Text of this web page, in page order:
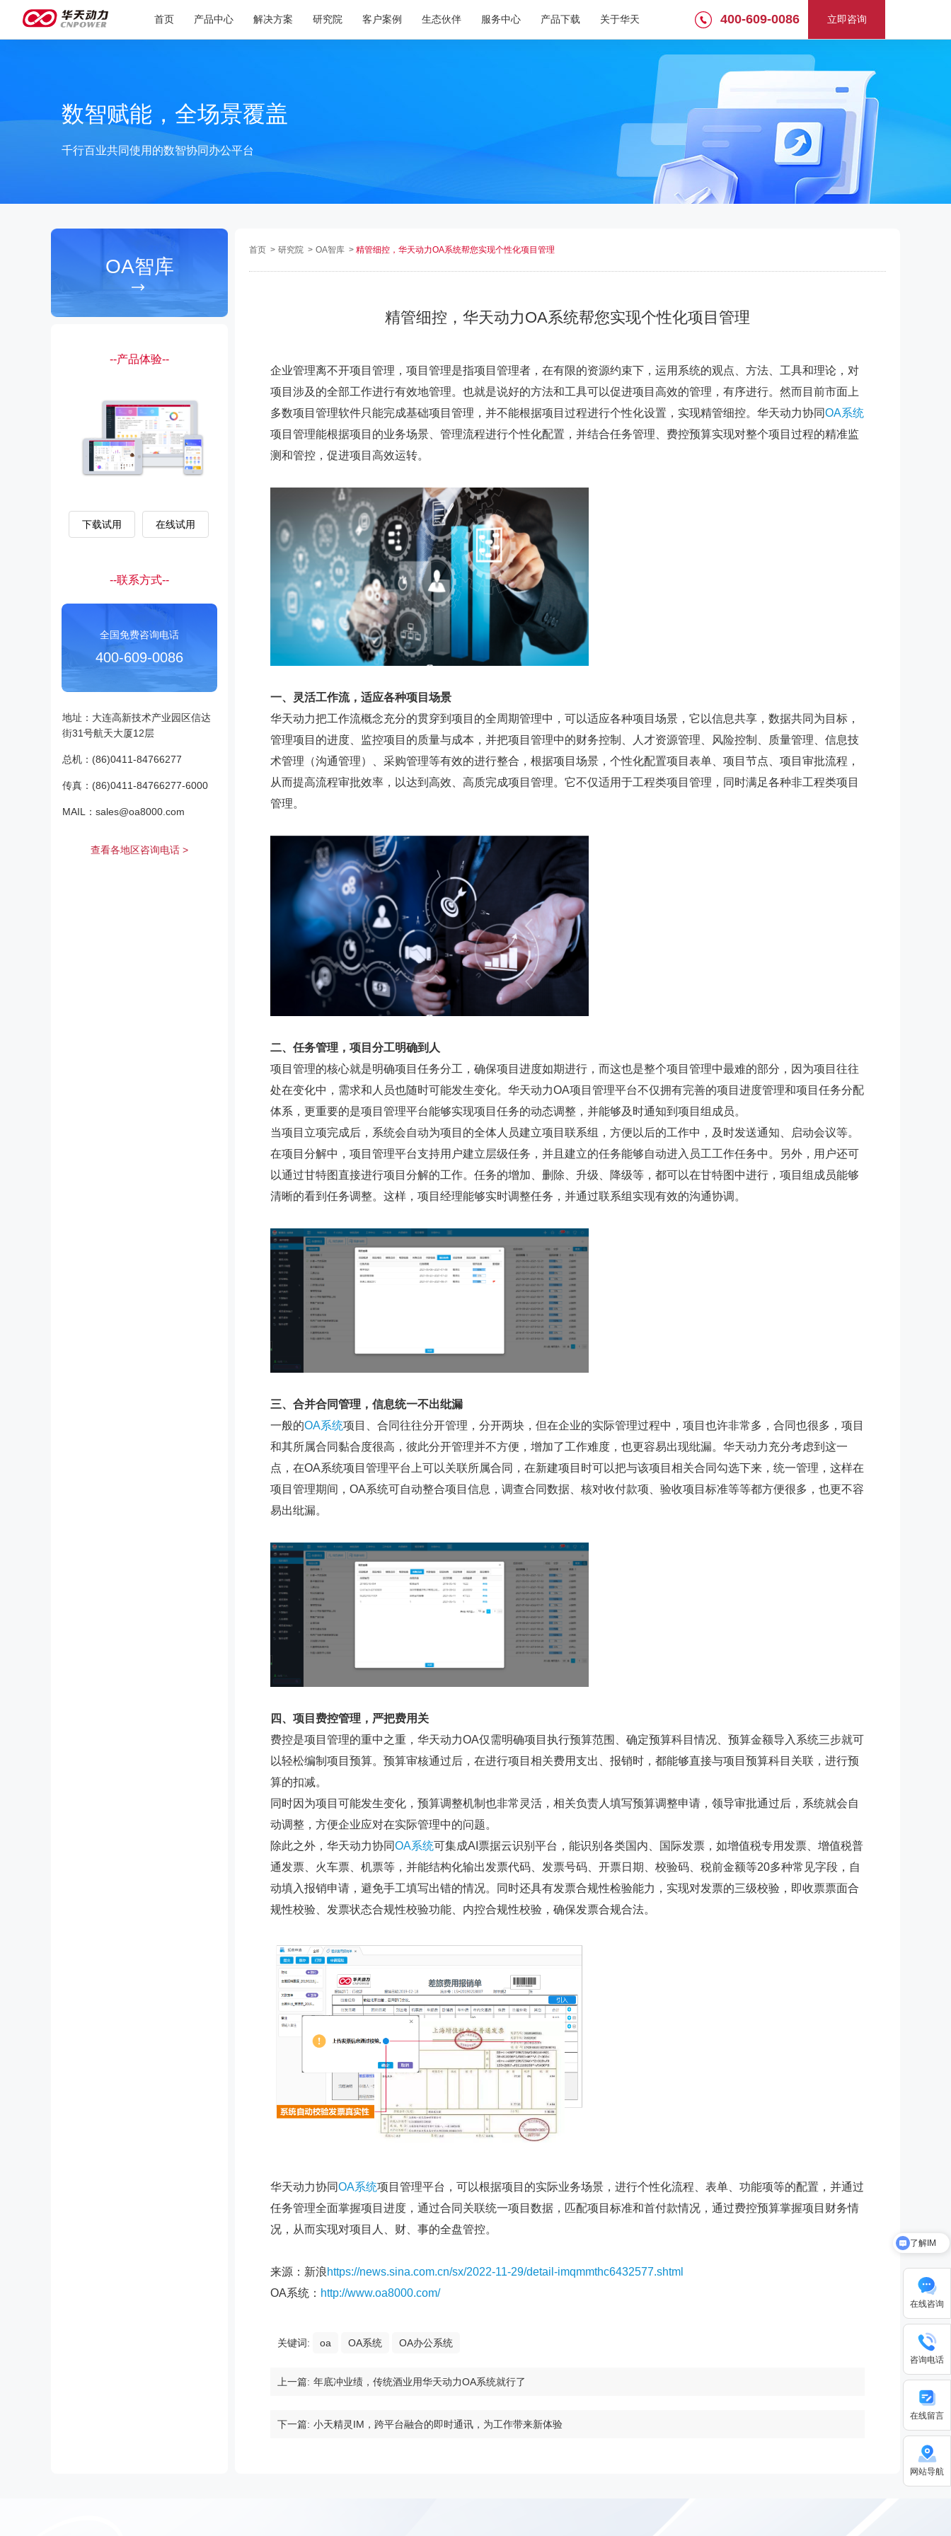
首页 产品中心 解决方案 研究院 客户案例 生态伙伴 服务中心 产品下载 关于华天 400-609-0086 立即咨询
数智赋能，全场景覆盖
千行百业共同使用的数智协同办公平台
OA智库
--产品体验--
下载试用 在线试用
--联系方式--
全国免费咨询电话
400-609-0086
地址：大连高新技术产业园区信达
街31号航天大厦12层
总机：(86)0411-84766277
传真：(86)0411-84766277-6000
MAIL：sales@oa8000.com
查看各地区咨询电话 >
首页 > 研究院 > OA智库 > 精管细控，华天动力OA系统帮您实现个性化项目管理
精管细控，华天动力OA系统帮您实现个性化项目管理
企业管理离不开项目管理，项目管理是指项目管理者，在有限的资源约束下，运用系统的观点、方法、工具和理论，对
项目涉及的全部工作进行有效地管理。也就是说好的方法和工具可以促进项目高效的管理，有序进行。然而目前市面上
多数项目管理软件只能完成基础项目管理，并不能根据项目过程进行个性化设置，实现精管细控。华天动力协同OA系统
项目管理能根据项目的业务场景、管理流程进行个性化配置，并结合任务管理、费控预算实现对整个项目过程的精准监
测和管控，促进项目高效运转。
一、灵活工作流，适应各种项目场景
华天动力把工作流概念充分的贯穿到项目的全周期管理中，可以适应各种项目场景，它以信息共享，数据共同为目标，
管理项目的进度、监控项目的质量与成本，并把项目管理中的财务控制、人才资源管理、风险控制、质量管理、信息技
术管理（沟通管理）、采购管理等有效的进行整合，根据项目场景，个性化配置项目表单、项目节点、项目审批流程，
从而提高流程审批效率，以达到高效、高质完成项目管理。它不仅适用于工程类项目管理，同时满足各种非工程类项目
管理。
二、任务管理，项目分工明确到人
项目管理的核心就是明确项目任务分工，确保项目进度如期进行，而这也是整个项目管理中最难的部分，因为项目往往
处在变化中，需求和人员也随时可能发生变化。华天动力OA项目管理平台不仅拥有完善的项目进度管理和项目任务分配
体系，更重要的是项目管理平台能够实现项目任务的动态调整，并能够及时通知到项目组成员。
当项目立项完成后，系统会自动为项目的全体人员建立项目联系组，方便以后的工作中，及时发送通知、启动会议等。
在项目分解中，项目管理平台支持用户建立层级任务，并且建立的任务能够自动进入员工工作任务中。另外，用户还可
以通过甘特图直接进行项目分解的工作。任务的增加、删除、升级、降级等，都可以在甘特图中进行，项目组成员能够
清晰的看到任务调整。这样，项目经理能够实时调整任务，并通过联系组实现有效的沟通协调。
三、合并合同管理，信息统一不出纰漏
一般的OA系统项目、合同往往分开管理，分开两块，但在企业的实际管理过程中，项目也许非常多，合同也很多，项目
和其所属合同黏合度很高，彼此分开管理并不方便，增加了工作难度，也更容易出现纰漏。华天动力充分考虑到这一
点，在OA系统项目管理平台上可以关联所属合同，在新建项目时可以把与该项目相关合同勾选下来，统一管理，这样在
项目管理期间，OA系统可自动整合项目信息，调查合同数据、核对收付款项、验收项目标准等等都方便很多，也更不容
易出纰漏。
四、项目费控管理，严把费用关
费控是项目管理的重中之重，华天动力OA仅需明确项目执行预算范围、确定预算科目情况、预算金额导入系统三步就可
以轻松编制项目预算。预算审核通过后，在进行项目相关费用支出、报销时，都能够直接与项目预算科目关联，进行预
算的扣减。
同时因为项目可能发生变化，预算调整机制也非常灵活，相关负责人填写预算调整申请，领导审批通过后，系统就会自
动调整，方便企业应对在实际管理中的问题。
除此之外，华天动力协同OA系统可集成AI票据云识别平台，能识别各类国内、国际发票，如增值税专用发票、增值税普
通发票、火车票、机票等，并能结构化输出发票代码、发票号码、开票日期、校验码、税前金额等20多种常见字段，自
动填入报销申请，避免手工填写出错的情况。同时还具有发票合规性检验能力，实现对发票的三级校验，即收票票面合
规性校验、发票状态合规性校验功能、内控合规性校验，确保发票合规合法。
华天动力协同OA系统项目管理平台，可以根据项目的实际业务场景，进行个性化流程、表单、功能项等的配置，并通过
任务管理全面掌握项目进度，通过合同关联统一项目数据，匹配项目标准和首付款情况，通过费控预算掌握项目财务情
况，从而实现对项目人、财、事的全盘管控。
来源：新浪https://news.sina.com.cn/sx/2022-11-29/detail-imqmmthc6432577.shtml
OA系统： http://www.oa8000.com/
关键词: oa OA系统 OA办公系统
上一篇: 年底冲业绩，传统酒业用华天动力OA系统就行了
下一篇: 小天精灵IM，跨平台融合的即时通讯，为工作带来新体验
在线咨询
咨询电话
在线留言
网站导航
了解IM
关于华天动力